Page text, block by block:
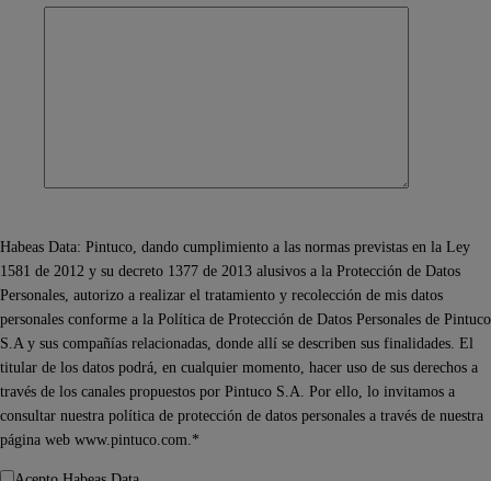
Habeas Data: Pintuco, dando cumplimiento a las normas previstas en la Ley
1581 de 2012 y su decreto 1377 de 2013 alusivos a la Protección de Datos
Personales, autorizo a realizar el tratamiento y recolección de mis datos
personales conforme a la Política de Protección de Datos Personales de Pintuco
S.A y sus compañías relacionadas, donde allí se describen sus finalidades. El
titular de los datos podrá, en cualquier momento, hacer uso de sus derechos a
través de los canales propuestos por Pintuco S.A. Por ello, lo invitamos a
consultar nuestra política de protección de datos personales a través de nuestra
página web www.pintuco.com.*